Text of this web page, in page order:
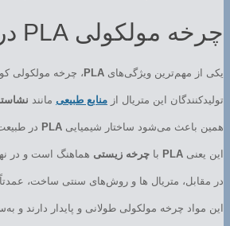
چرخه مولکولی PLA در برابر متریال های سنتی:
یکی از مهم‌ترین ویژگی‌های PLA ، چرخه مولکولی
تولیدکنندگان این متریال از منابع طبیعی مانند
همین باعث می‌شود ساختار شیمیایی PLA در طبیعت طی ۶ ماه تا ۲ سال تجزیه شود و
این یعنی PLA با چرخه زیستی هماهنگ است و در
در مقابل، متریال ها و روش‌های سنتی ساخت، عمدتاً
این مواد چرخه مولکولی طولانی و پایدار دارند